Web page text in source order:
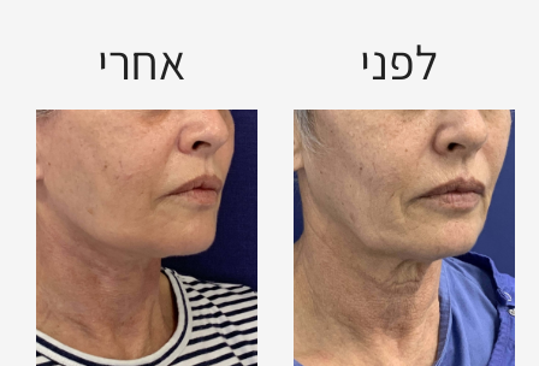
לפני אחרי